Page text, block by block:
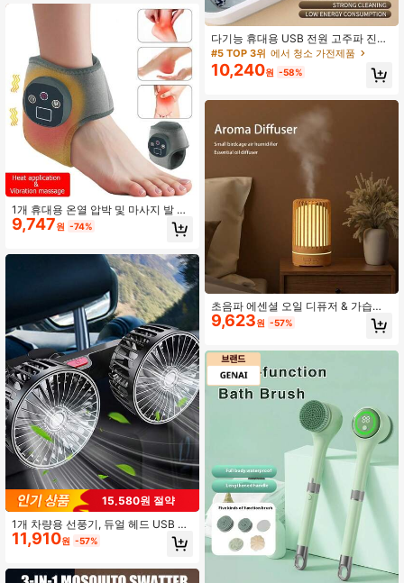
퓨저, 로맨틱한 안개 제조기 공기 청정
기 가정 & 차량용
1개 휴대용 온열 압박 및 마사지 발 패
드, 발목 관절 보호 가열 패드, 휴대용
마사지 도구, 가정용에 적합한 개인 발
9,747원 -74%
15,580원 절약
1개 차량용 선풍기, 듀얼 헤드 USB 차
량용 선풍기, 차량 뒷좌석용 선풍기, 3
단 강풍 차량용 냉각 선풍기, 360도 회
11,910원 -57%
다기능 휴대용 USB 전원 고주파 진동
클리너 - 가정용 보석, 안경, 시계 등에
적합
#5 TOP 3위 에서 청소 가전제품
10,240원 -58%
초음파 에센셜 오일 디퓨저 & 가습기,
홀로우 아웃 7색 조명, 조용함, 자동 차
단, 가정, 침실, 거실, 사무실에 적합
9,623원 -57%